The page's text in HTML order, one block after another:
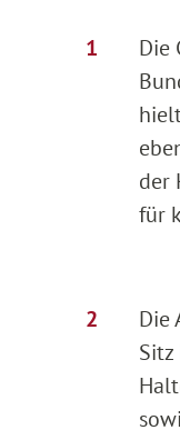
Die
der
für
Die